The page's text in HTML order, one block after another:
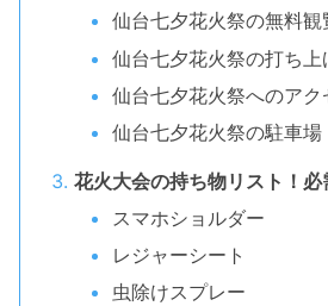
仙台七夕花火祭の無料観
仙台七夕花火祭の打ち
仙台七夕花火祭へのアク
仙台七夕花火祭の駐車場
花火大会の持ち物リスト！
スマホショルダー
レジャーシート
虫除けスプレー